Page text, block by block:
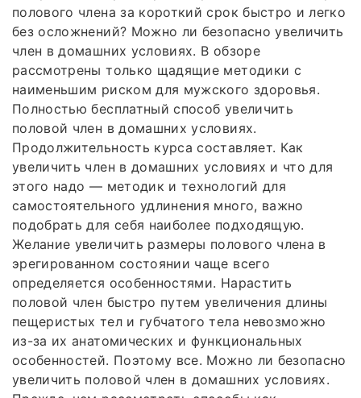
полового члена за короткий срок быстро и легко
без осложнений? Можно ли безопасно увеличить
член в домашних условиях. В обзоре
рассмотрены только щадящие методики с
наименьшим риском для мужского здоровья.
Полностью бесплатный способ увеличить
половой член в домашних условиях.
Продолжительность курса составляет. Как
увеличить член в домашних условиях и что для
этого надо — методик и технологий для
самостоятельного удлинения много, важно
подобрать для себя наиболее подходящую.
Желание увеличить размеры полового члена в
эрегированном состоянии чаще всего
определяется особенностями. Нарастить
половой член быстро путем увеличения длины
пещеристых тел и губчатого тела невозможно
из-за их анатомических и функциональных
особенностей. Поэтому все. Можно ли безопасно
увеличить половой член в домашних условиях.